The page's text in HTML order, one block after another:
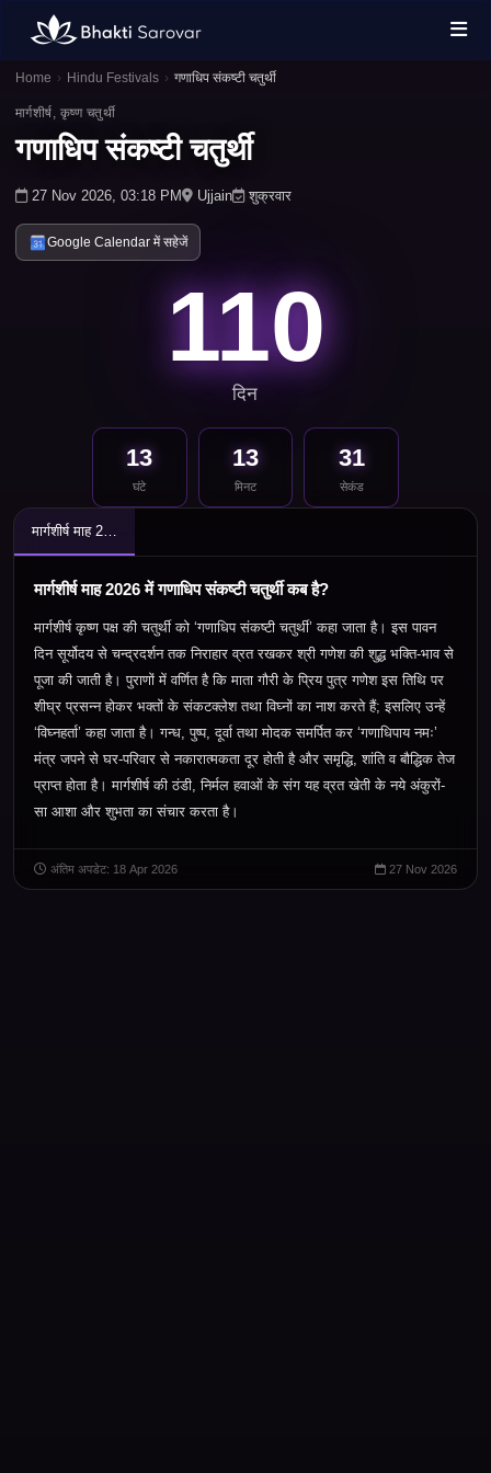
Home › Hindu Festivals › गणाधिप संकष्टी चतुर्थी
मार्गशीर्ष, कृष्ण चतुर्थी
गणाधिप संकष्टी चतुर्थी
27 Nov 2026, 03:18 PM Ujjain शुक्रवार
Google Calendar में सहेजें
110
दिन
13
घंटे
13
मिनट
31
सेकंड
मार्गशीर्ष माह 2026 में गणाधिप संकष्टी चतुर्थी कब है?
मार्गशीर्ष माह 2026 में गणाधिप संकष्टी चतुर्थी कब है?
मार्गशीर्ष कृष्ण पक्ष की चतुर्थी को ‘गणाधिप संकष्टी चतुर्थी’ कहा जाता है। इस पावन
दिन सूर्योदय से चन्द्रदर्शन तक निराहार व्रत रखकर श्री गणेश की शुद्ध भक्ति-भाव से
पूजा की जाती है। पुराणों में वर्णित है कि माता गौरी के प्रिय पुत्र गणेश इस तिथि पर
शीघ्र प्रसन्न होकर भक्तों के संकटक्लेश तथा विघ्नों का नाश करते हैं;इसलिए उन्हें
‘विघ्नहर्ता’ कहा जाता है। गन्ध ,पुष्प,दूर्वा तथा मोदक समर्पित कर ‘गणाधिपाय नमः’
मंत्र जपने से घर-परिवार से नकारात्मकता दूर होती है और समृद्धि,शांति व बौद्धिक तेज
प्राप्त होता है। मार्गशीर्ष की ठंडी ,निर्मल हवाओं के संग यह व्रत खेती के नये अंकुरों-
सा आशा और शुभता का संचार करता है।
अंतिम अपडेट: 18 Apr 2026 27 Nov 2026